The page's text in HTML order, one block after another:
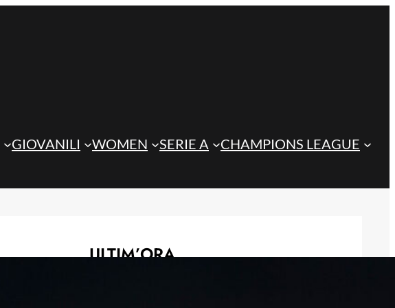
GIOVANILI WOMEN SERIE A
CHAMPIONS LEAGUE
ULTIM’ORA